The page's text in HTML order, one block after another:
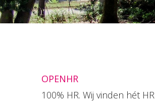
OPENHR
100% HR. Wij vinden hét HR